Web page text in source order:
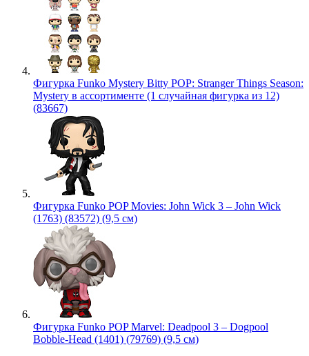
Фигурка Funko Mystery Bitty POP: Stranger Things Season:
Mystery в ассортименте (1 случайная фигурка из 12)
(83667)
Фигурка Funko POP Movies: John Wick 3 – John Wick
(1763) (83572) (9,5 см)
Фигурка Funko POP Marvel: Deadpool 3 – Dogpool
Bobble-Head (1401) (79769) (9,5 см)